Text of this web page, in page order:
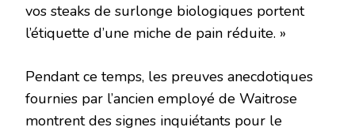
vos steaks de surlonge biologiques portent
l’étiquette d’une miche de pain réduite. »
Pendant ce temps, les preuves anecdotiques
fournies par l’ancien employé de Waitrose
montrent des signes inquiétants pour le